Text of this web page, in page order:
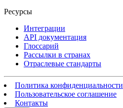
Ресурсы
Интеграции
API документация
Глоссарий
Рассылки в странах
Отраслевые стандарты
Политика конфиденциальности
Пользовательское соглашение
Контакты